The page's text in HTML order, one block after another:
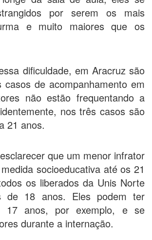
por serem os mais
e muito maiores que os
dificuldade, em Aracruz são
casos de acompanhamento em
não estão frequentando a
nos três casos são
21 anos.
que um menor infrator
socioeducativa até os 21
os liberados da Unis Norte
de 18 anos. Eles podem ter
17 anos, por exemplo, e se
durante a internação.